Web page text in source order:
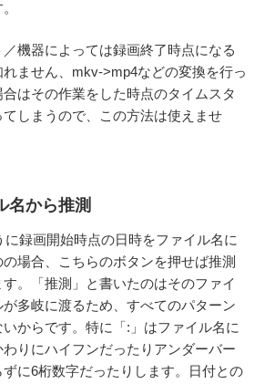
機器によっては録画終了時点になる
れません、mkv->mp4などの変換を行っ
はその作業をした時点のタイムスタ
しまうので、この方法は使えませ
名から推測
に録画開始時点の日時をファイル名に
場合、こちらのボタンを押せば推測
す。「推測」と書いたのはそのファイ
多岐に渡るため、すべてのパターン
からです。特に「:」はファイル名に
りにハイフンだったりアンダーバー
に6桁数字だったりします。日付との